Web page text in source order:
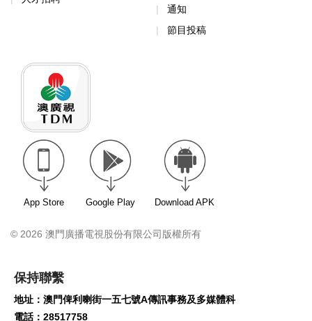
通知
節目投稿
App Store Google Play Download APK
© 2026 澳門廣播電視股份有限公司版權所有
保持聯繫
地址：澳門俾利喇街一五七號A傳訊事務及多媒體科
電話：28517758